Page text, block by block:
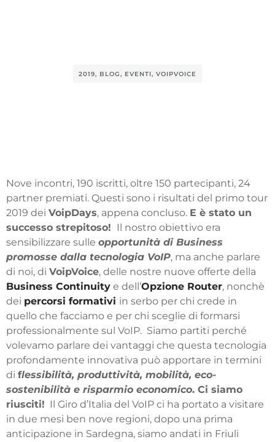
2019, BLOG, EVENTI, VOIPVOICE
Nove incontri, 190 iscritti, oltre 150 partecipanti, 24
partner premiati. Questi sono i risultati del primo tour
2019 dei VoipDays, appena concluso. E è stato un
successo strepitoso!
Il nostro obiettivo era
sensibilizzare sulle opportunità di Business
promosse dalla tecnologia VoIP, ma anche parlare
di noi, di VoipVoice, delle nostre nuove offerte dell a
Business Continuity e dell’Opzione Router, nonchè
dei percorsi formativi in serbo per chi crede in
quello che facciamo e per chi sceglie di formarsi
professionalmente sul VoIP. Siamo partiti perché
volevamo parlare dei vantaggi che questa tecnologia
profondamente innovativa può apportare in termini
di flessibilità, produttività, mobilità, eco-
sostenibilità e risparmio economico. Ci siamo
riusciti! Il Giro d’Italia del VoIP ci ha portato a visitare
in due mesi ben nove regioni, dopo una prima
anticipazione in Sardegna, siamo andati in Friuli